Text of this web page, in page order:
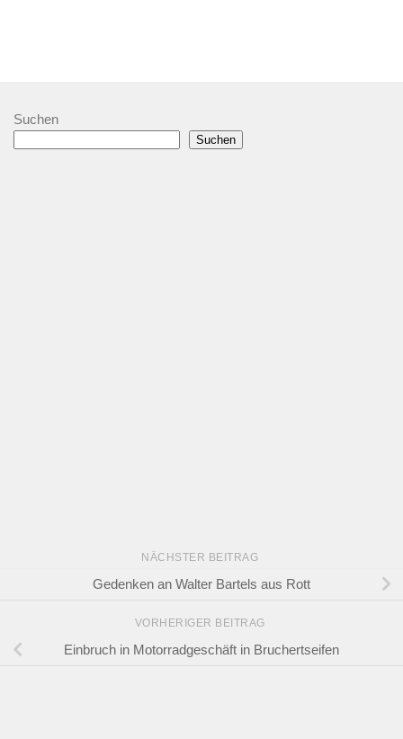
Suchen
Suchen
NÄCHSTER BEITRAG
Gedenken an Walter Bartels aus Rott
VORHERIGER BEITRAG
Einbruch in Motorradgeschäft in Bruchertseifen